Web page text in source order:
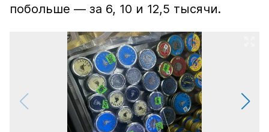
побольше — за 6, 10 и 12,5 тысячи.